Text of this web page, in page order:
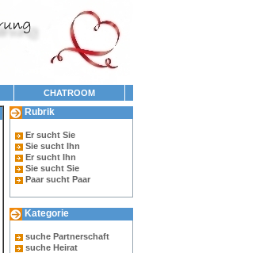
CHATROOM
Rubrik
Er sucht Sie
Sie sucht Ihn
Er sucht Ihn
Sie sucht Sie
Paar sucht Paar
Kategorie
suche Partnerschaft
suche Heirat